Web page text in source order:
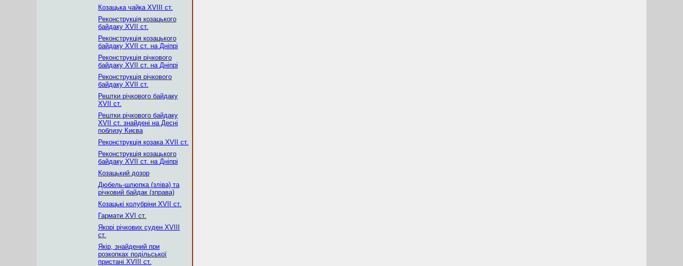
Козацька чайка XVIII ст.
Реконструкція козацького
байдаку XVII ст.
Реконструкція козацького
байдаку XVII ст. на Дніпрі
Реконструкція річкового
байдаку XVII ст. на Дніпрі
Реконструкція річкового
байдаку XVII ст.
Рештки річкового байдаку
XVII ст.
Рештки річкового байдаку
XVII ст. знайдені на Десні
поблизу Києва
Реконструкція козака XVII ст.
Реконструкція козацького
байдаку XVII ст. на Дніпрі
Козацький дозор
Дюбель-шлюпка (зліва) та
річковий байдак (зправа)
Козацькі колубріни XVII ст.
Гармати XVI ст.
Якорі річкових суден XVIII
ст.
Якір, знайдений при
розкопках подільської
пристані XVIII ст.